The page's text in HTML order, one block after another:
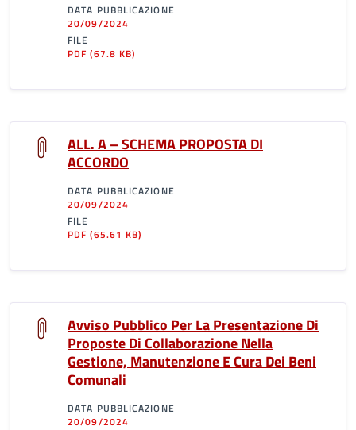
DATA PUBBLICAZIONE
20/09/2024
FILE
PDF(67.8 KB)
ALL. A – SCHEMA PROPOSTA DI
ACCORDO
DATA PUBBLICAZIONE
20/09/2024
FILE
PDF(65.61 KB)
Avviso Pubblico Per La Presentazione Di
Proposte Di Collaborazione Nella
Gestione, Manutenzione E Cura Dei Beni
Comunali
DATA PUBBLICAZIONE
20/09/2024